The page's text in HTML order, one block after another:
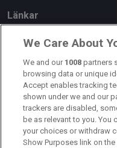
Länkar
Om oss
Kontakta oss
Kundtjänst
Sponsor: Rekatochklart
Annonsera på
We Care About
We and our 1008 partners
browsing data or unique
Accept enables tracking
shown under we and our
trackers are disabled,
be as relevant to you. You
your choices or withdraw
Show Purposes link on